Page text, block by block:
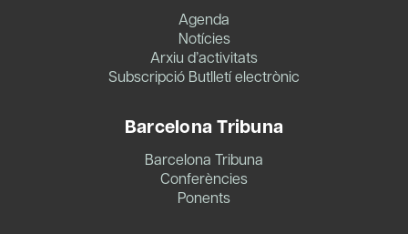
Agenda
Notícies
Arxiu d’activitats
Subscripció Butlletí electrònic
Barcelona Tribuna
Barcelona Tribuna
Conferències
Ponents